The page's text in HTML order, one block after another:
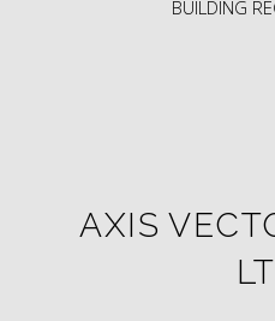
BUILDING
AXIS